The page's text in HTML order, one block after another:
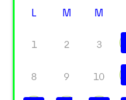
L M M
1 2 3
8 9 10